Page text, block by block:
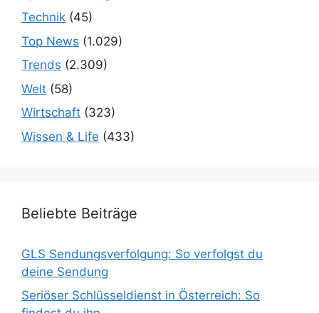
Technik (45)
Top News (1.029)
Trends (2.309)
Welt (58)
Wirtschaft (323)
Wissen & Life (433)
Beliebte Beiträge
GLS Sendungsverfolgung: So verfolgst du
deine Sendung
Seriöser Schlüsseldienst in Österreich: So